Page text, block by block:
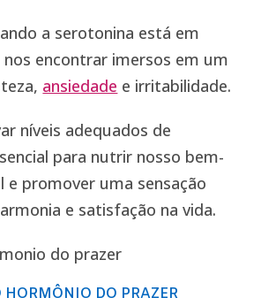
a serotonina está em
encontrar imersos em um
ansiedade e irritabilidade.
níveis adequados de
para nutrir nosso bem-
e promover uma sensação
e satisfação na vida.
HORMÔNIO DO PRAZER